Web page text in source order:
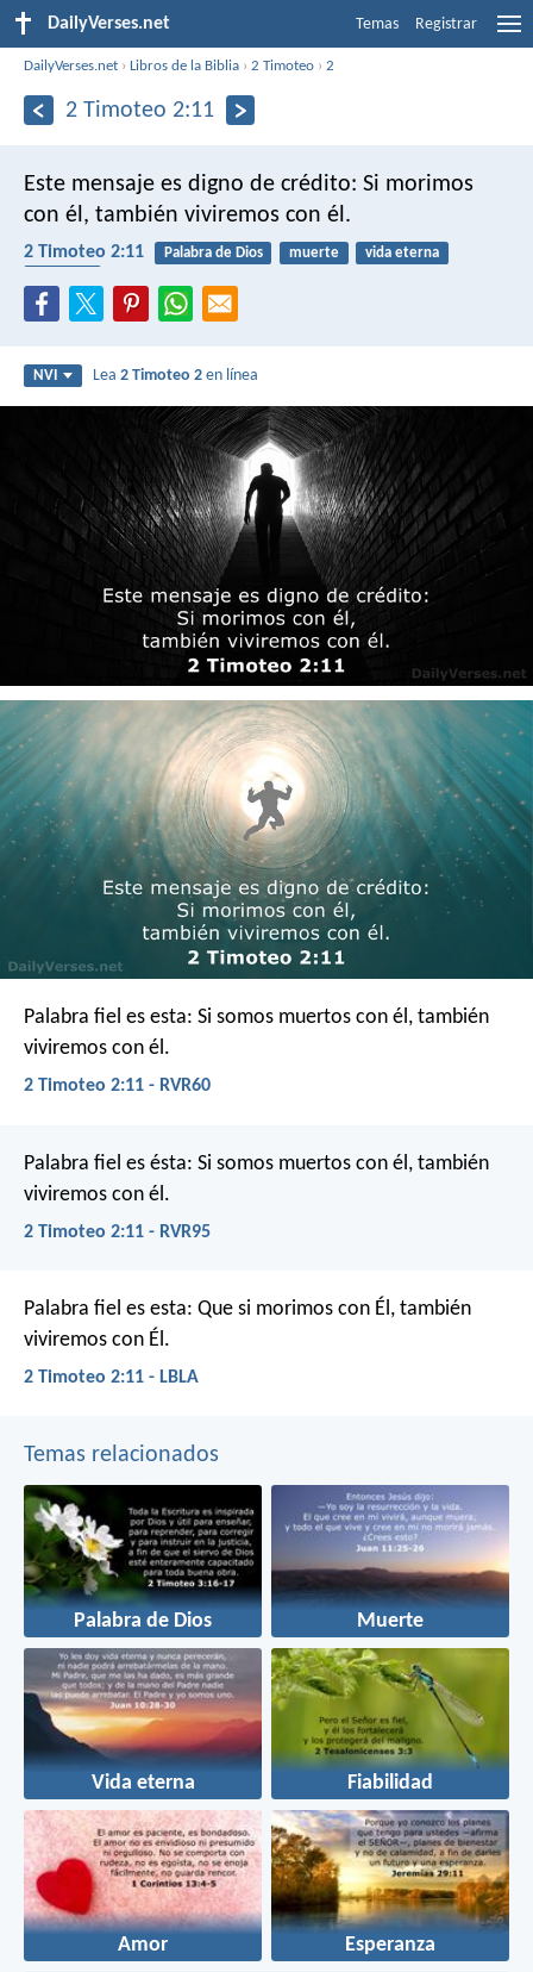
DailyVerses.net Temas Registrar
DailyVerses.net ›Libros de la Biblia ›2 Timoteo ›2
2 Timoteo 2:11
Este mensaje es digno de crédito: Si morimos
con él, también viviremos con él.
2 Timoteo 2:11 Palabra de Dios muerte
vida eterna
NVI Lea2 Timoteo 2 en línea
Palabra fiel es esta: Si somos muertos con él, también
viviremos con él.
2 Timoteo 2:11 - RVR60
Palabra fiel es ésta: Si somos muertos con él, también
viviremos con él.
2 Timoteo 2:11 - RVR95
Palabra fiel es esta: Que si morimos con Él, también
viviremos con Él.
2 Timoteo 2:11 - LBLA
Temas relacionados
Palabra de Dios Muerte
Vida eterna Fiabilidad
Amor Esperanza